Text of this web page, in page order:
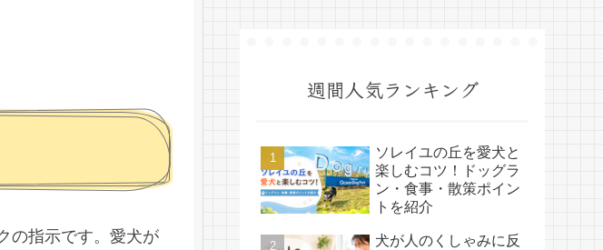
の指示です。愛犬が
週間人気ランキング
ソレイユの丘を愛犬と
楽しむコツ！ドッグラ
ン・食事・散策ポイン
トを紹介
犬が人のくしゃみに反